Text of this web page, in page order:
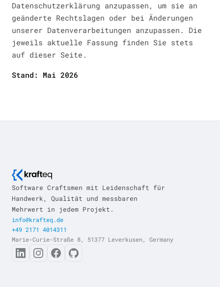
Datenschutzerklärung anzupassen, um sie an
geänderte Rechtslagen oder bei Änderungen
unserer Datenverarbeitungen anzupassen. Die
jeweils aktuelle Fassung finden Sie stets
auf dieser Seite.
Stand: Mai 2026
Software Craftsmen mit Leidenschaft für
Handwerk, Qualität und messbaren
Mehrwert in jedem Projekt.
info@krafteq.de
+49 2171 4014311
Marie-Curie-Straße 8, 51377 Leverkusen, Germany